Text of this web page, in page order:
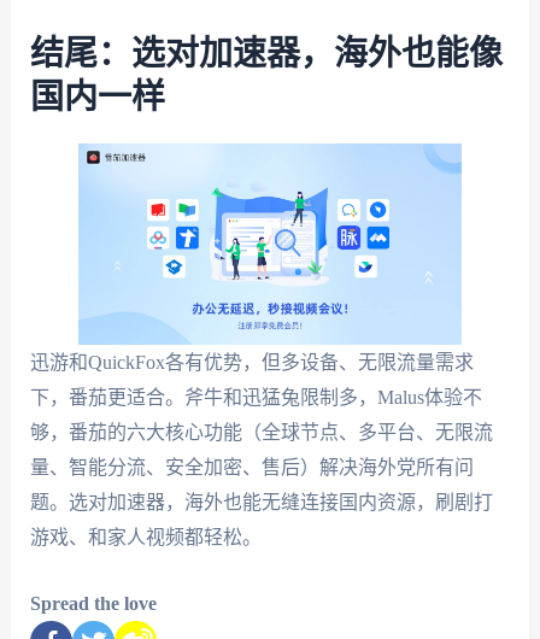
结尾：选对加速器，海外也能像
国内一样
迅游和QuickFox各有优势，但多设备、无限流量需求
下，番茄更适合。斧牛和迅猛兔限制多，Malus体验不
够，番茄的六大核心功能（全球节点、多平台、无限流
量、智能分流、安全加密、售后）解决海外党所有问
题。选对加速器，海外也能无缝连接国内资源，刷剧打
游戏、和家人视频都轻松。
Spread the love